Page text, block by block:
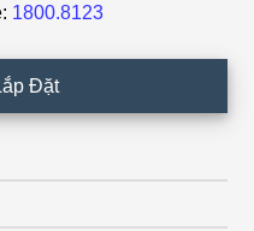
1800.8123
Đặt